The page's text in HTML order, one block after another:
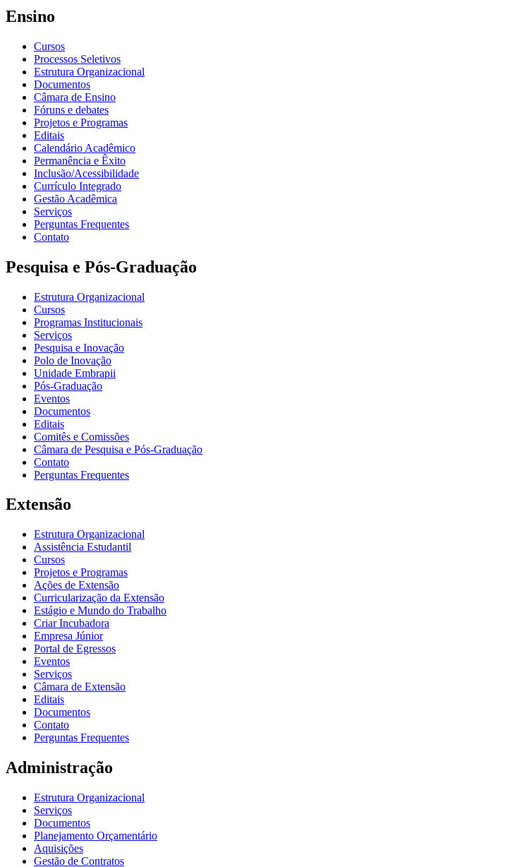
Ensino
Cursos
Processos Seletivos
Estrutura Organizacional
Documentos
Câmara de Ensino
Fóruns e debates
Projetos e Programas
Editais
Calendário Acadêmico
Permanência e Êxito
Inclusão/Acessibilidade
Currículo Integrado
Gestão Acadêmica
Serviços
Perguntas Frequentes
Contato
Pesquisa e Pós-Graduação
Estrutura Organizacional
Cursos
Programas Institucionais
Serviços
Pesquisa e Inovação
Polo de Inovação
Unidade Embrapii
Pós-Graduação
Eventos
Documentos
Editais
Comitês e Comissões
Câmara de Pesquisa e Pós-Graduação
Contato
Perguntas Frequentes
Extensão
Estrutura Organizacional
Assistência Estudantil
Cursos
Projetos e Programas
Ações de Extensão
Curricularização da Extensão
Estágio e Mundo do Trabalho
Criar Incubadora
Empresa Júnior
Portal de Egressos
Eventos
Serviços
Câmara de Extensão
Editais
Documentos
Contato
Perguntas Frequentes
Administração
Estrutura Organizacional
Serviços
Documentos
Planejamento Orçamentário
Aquisições
Gestão de Contratos